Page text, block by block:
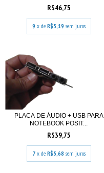
R$46,75
9 x de R$5,19 sem juros
PLACA DE ÁUDIO + USB PARA
NOTEBOOK POSIT...
R$39,75
7 x de R$5,68 sem juros